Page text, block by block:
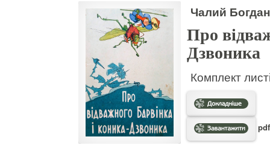
Чалий
Про
Дзвоника
Комплект